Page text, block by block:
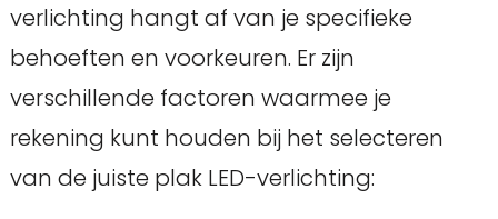
verlichting hangt af van je specifieke
behoeften en voorkeuren. Er zijn
verschillende factoren waarmee je
rekening kunt houden bij het selecteren
van de juiste plak LED-verlichting: